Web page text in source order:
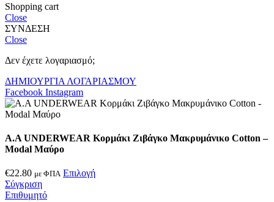
Shopping cart
Close
ΣΥΝΔΕΣΗ
Close
Δεν έχετε λογαριασμό;
ΔΗΜΙΟΥΡΓΙΑ ΛΟΓΑΡΙΑΣΜΟΥ
Facebook Instagram
A.A UNDERWEAR Κορμάκι Ζιβάγκο Μακρυμάνικο Cotton –
Modal Μαύρο
€22.80 με ΦΠΑ Επιλογή
Σύγκριση
Επιθυμητό